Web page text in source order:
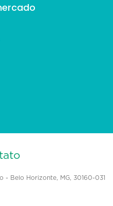
- Belo Horizonte, MG, 30160-031